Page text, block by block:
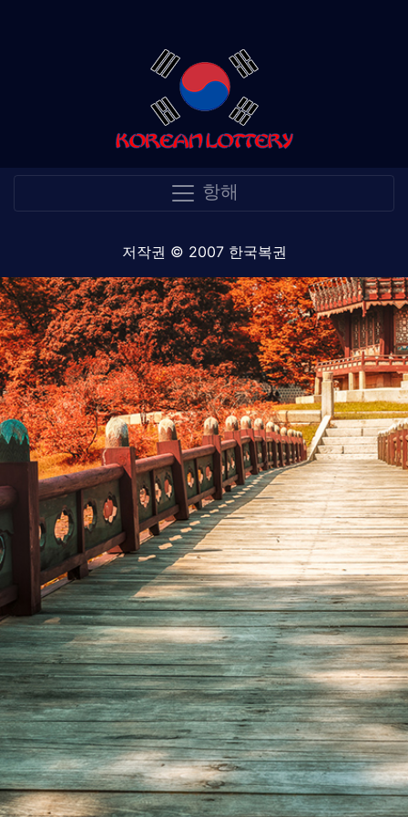
항해
저작권 © 2007 한국복권